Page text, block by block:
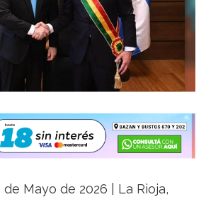
de Mayo de 2026 | La Rioja,